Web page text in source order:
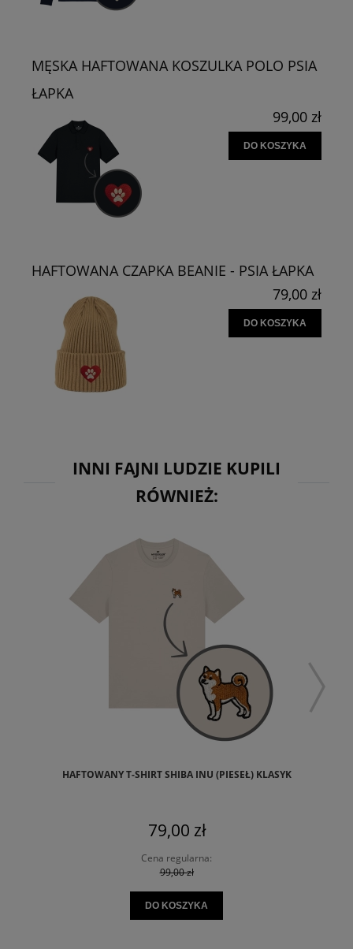
MĘSKA HAFTOWANA KOSZULKA POLO PSIA
ŁAPKA
99,00 zł
DO KOSZYKA
HAFTOWANA CZAPKA BEANIE - PSIA ŁAPKA
79,00 zł
DO KOSZYKA
INNI FAJNI LUDZIE KUPILI
RÓWNIEŻ:
HAFTOWANY T-SHIRT SHIBA INU (PIESEŁ) KLASYK
79,00 zł
Cena regularna:
99,00 zł
DO KOSZYKA